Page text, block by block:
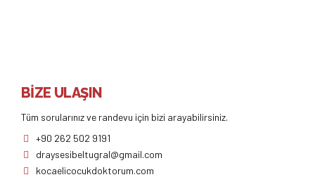
BİZE ULAŞIN
Tüm sorularınız ve randevu için bizi arayabilirsiniz.
+90 262 502 9191
draysesibeltugral@gmail.com
kocaelicocukdoktorum.com